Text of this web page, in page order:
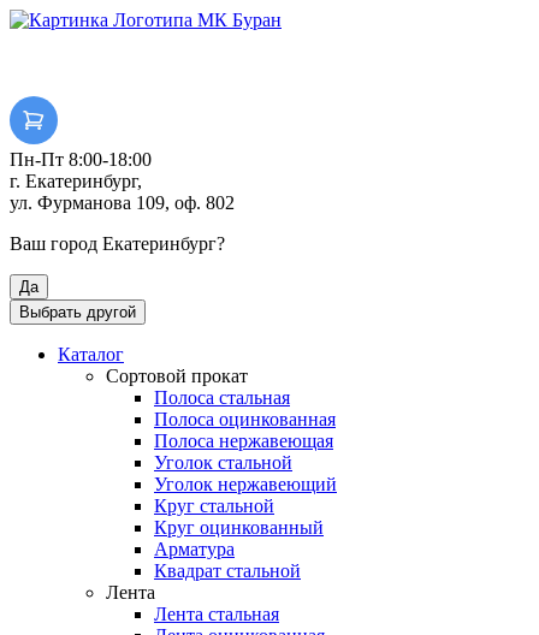
Пн-Пт 8:00-18:00
г. Екатеринбург,
ул. Фурманова 109, оф. 802
Ваш город Екатеринбург?
Да
Выбрать другой
Каталог
Сортовой прокат
Полоса стальная
Полоса оцинкованная
Полоса нержавеющая
Уголок стальной
Уголок нержавеющий
Круг стальной
Круг оцинкованный
Арматура
Квадрат стальной
Лента
Лента стальная